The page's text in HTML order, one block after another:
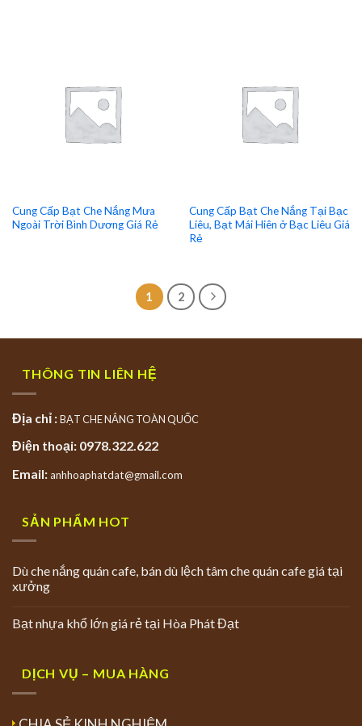
Cung Cấp Bạt Che Nắng Mưa
Ngoài Trời Bình Dương Giá Rẻ
Cung Cấp Bạt Che Nắng Tại Bạc
Liêu, Bạt Mái Hiên ở Bạc Liêu Giá
Rẻ
1 2
THÔNG TIN LIÊN HỆ
Địa chỉ :BẠT CHE NẮNG TOÀN QUỐC
Điện thoại: 0978.322.622
Email:anhhoaphatdat@gmail.com
SẢN PHẨM HOT
Dù che nắng quán cafe, bán dù lệch tâm che quán cafe giá tại
xưởng
Bạt nhựa khổ lớn giá rẻ tại Hòa Phát Đạt
DỊCH VỤ – MUA HÀNG